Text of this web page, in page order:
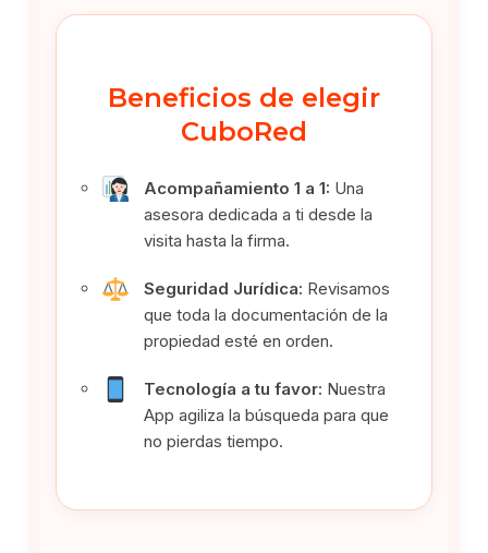
Beneficios de elegir
CuboRed
Acompañamiento 1 a 1: Una
asesora dedicada a ti desde la
visita hasta la firma.
Seguridad Jurídica: Revisamos
que toda la documentación de la
propiedad esté en orden.
Tecnología a tu favor: Nuestra
App agiliza la búsqueda para que
no pierdas tiempo.